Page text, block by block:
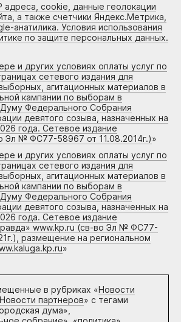
адреса, cookie, данные геолокации
а также счетчики Яндекс.Метрика,
анатилика. Условия использования
по защите персональных данных.
и других условиях оплаты услуг по
сетевого издания для
агитационных материалов в
кампании по выборам в
Федерального Собрания
девятого созыва, назначенных на
года. Сетевое издание
Эл № ФС77-58967 от 11.08.2014г.)»
и других условиях оплаты услуг по
сетевого издания для
агитационных материалов в
кампании по выборам в
Федерального Собрания
девятого созыва, назначенных на
года. Сетевое издание
www.kp.ru (св-во Эл № ФС77-
размещение на региональном
»
в рубриках «Новости
Новости партнеров» с тегами
дума»,